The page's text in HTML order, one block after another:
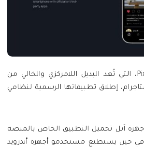
أعلنت منصة Pixelfed، التي تُعد البديل اللامركزي والخالي من
إطلاق تطبيقاتها الرسمية لنظامي
آبل تحميل التطبيق الخاص بالمنصة
حين يستطيع مستخدمو أجهزة أندرويد